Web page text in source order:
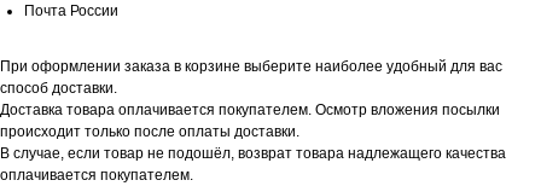
Почта России
При оформлении заказа в корзине выберите наиболее удобный для вас
способ доставки.
Доставка товара оплачивается покупателем. Осмотр вложения посылки
происходит только после оплаты доставки.
В случае, если товар не подошёл, возврат товара надлежащего качества
оплачивается покупателем.